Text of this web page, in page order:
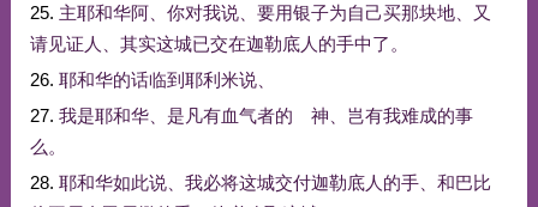
25. 主耶和华阿、 你对我说、 要用银子为自己买那块地、
又
请见证人 其实这城已交在迦勒底人 的手中了 。
26. 耶和华的话临到 耶利米说、
27. 我是耶和华、 是 凡有血气者的 神 岂有我难成的事
么 。
28. 耶和华如此说、 我必将这城交付迦勒底人 的手、 和巴比